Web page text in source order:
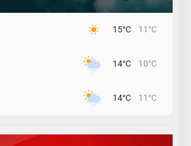
15°C 11°C
14°C 10°C
14°C 11°C
19°C 13°C